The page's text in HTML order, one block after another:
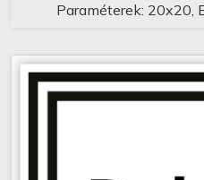
Paraméterek: 20x20,